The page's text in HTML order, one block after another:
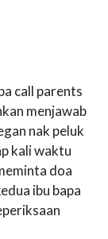
call parents
menjawab
nak peluk
kali waktu
doa
ibu bapa